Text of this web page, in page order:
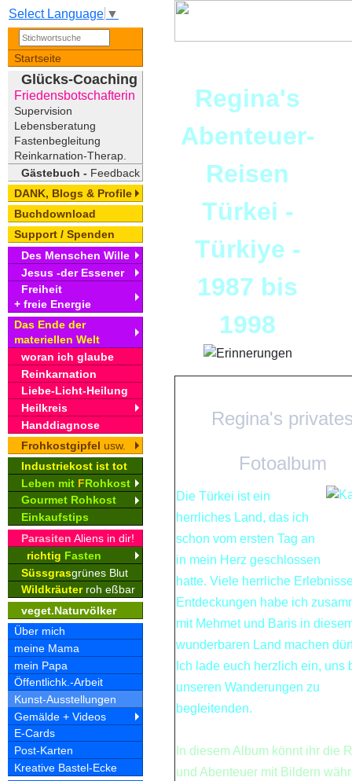
Select Language ▼
Startseite
Glücks-Coaching
Friedensbotschafterin
Supervision
Lebensberatung
Fastenbegleitung
Reinkarnation-Therap.
Gästebuch - Feedback
DANK, Blogs & Profile
Buchdownload
Support / Spenden
Des Menschen Wille
Jesus -der Essener
Freiheit
+ freie Energie
Das Ende der
materiellen Welt
woran ich glaube
Reinkarnation
Liebe-Licht-Heilung
Heilkreis
Handdiagnose
Frohkostgipfel usw.
Industriekost ist tot
Leben mit FRohkost
Gourmet Rohkost
Einkaufstips
Parasiten Aliens in dir!
richtig Fasten
Süssgrasgrünes Blut
Wildkräuterroh eßbar
veget.Naturvölker
Über mich
meine Mama
mein Papa
Öffentlichk.-Arbeit
Kunst-Ausstellungen
Gemälde + Videos
E-Cards
Post-Karten
Kreative Bastel-Ecke
Regina's
Abenteuer-
Reisen
Türkei -
Türkiye -
1987 bis
1998
Regina's
Fotoalbum
Die Türkei ist ein
herrliches Land, das ich
schon vom ersten Tag an
in mein Herz geschlossen
hatte. Viele herrliche
Entdeckungen habe ich
mit Mehmet und Baris in
wunderbaren Land machen
Ich lade euch herzlich ein, uns
unseren Wanderungen zu
begleitenden.
In diesem Album könnt ihr die
und Abenteuer mit Bildern